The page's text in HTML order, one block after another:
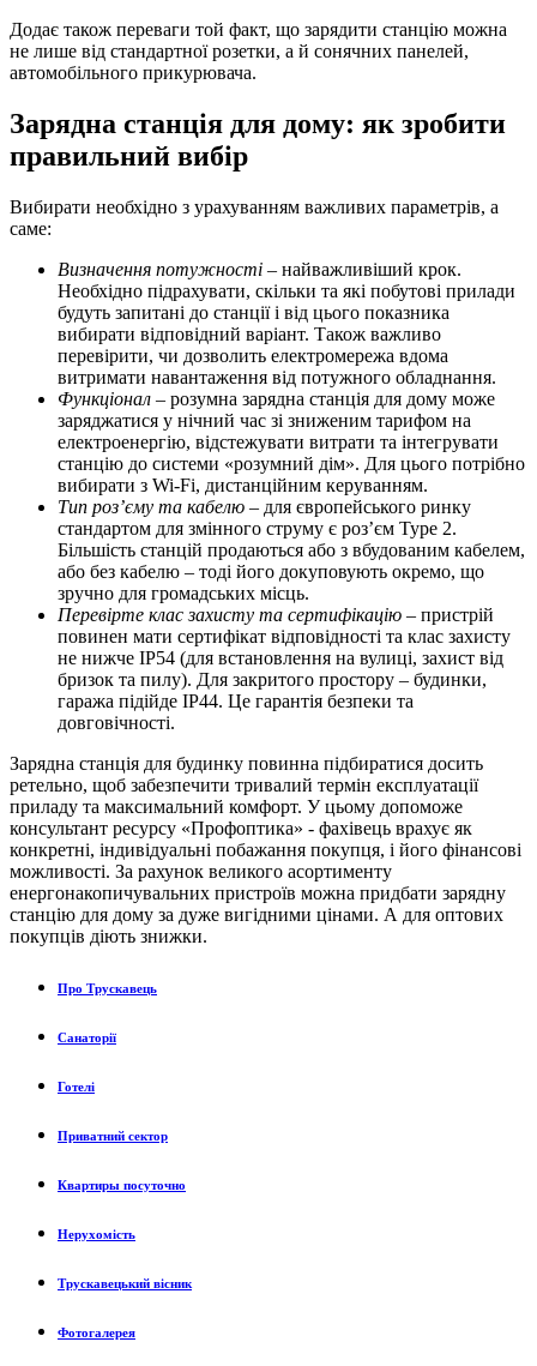
Додає також переваги той факт, що зарядити станцію можна
не лише від стандартної розетки, а й сонячних панелей,
автомобільного прикурювача.
Зарядна станція для дому: як зробити
правильний вибір
Вибирати необхідно з урахуванням важливих параметрів, а
саме:
Визначення потужності – найважливіший крок.
Необхідно підрахувати, скільки та які побутові прилади
будуть запитані до станції і від цього показника
вибирати відповідний варіант. Також важливо
перевірити, чи дозволить електромережа вдома
витримати навантаження від потужного обладнання.
Функціонал – розумна зарядна станція для дому може
заряджатися у нічний час зі зниженим тарифом на
електроенергію, відстежувати витрати та інтегрувати
станцію до системи «розумний дім». Для цього потрібно
вибирати з Wi-Fi, дистанційним керуванням.
Тип роз’єму та кабелю – для європейського ринку
стандартом для змінного струму є роз’єм Type 2.
Більшість станцій продаються або з вбудованим кабелем,
або без кабелю – тоді його докуповують окремо, що
зручно для громадських місць.
Перевірте клас захисту та сертифікацію – пристрій
повинен мати сертифікат відповідності та клас захисту
не нижче IP54 (для встановлення на вулиці, захист від
бризок та пилу). Для закритого простору – будинки,
гаража підійде IP44. Це гарантія безпеки та
довговічності.
Зарядна станція для будинку повинна підбиратися досить
ретельно, щоб забезпечити тривалий термін експлуатації
приладу та максимальний комфорт. У цьому допоможе
консультант ресурсу «Профоптика» - фахівець врахує як
конкретні, індивідуальні побажання покупця, і його фінансові
можливості. За рахунок великого асортименту
енергонакопичувальних пристроїв можна придбати зарядну
станцію для дому за дуже вигідними цінами. А для оптових
покупців діють знижки.
Про Трускавець
Санаторії
Готелі
Приватний сектор
Квартиры посуточно
Нерухомість
Трускавецький вісник
Фотогалерея